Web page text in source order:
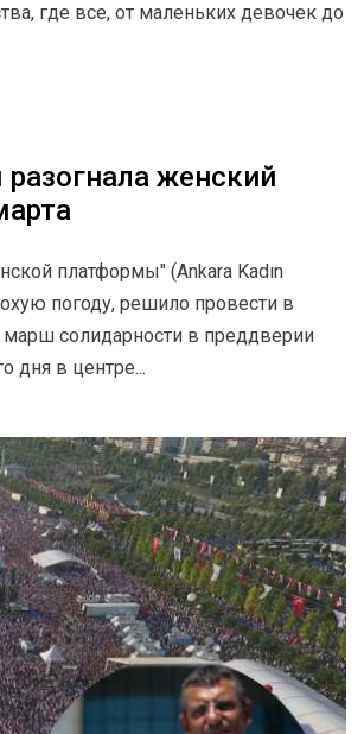
где все, от маленьких девочек до
женский
платформы" (Ankara Kadın
погоду, решило провести в
солидарности в преддверии
дня в центре...